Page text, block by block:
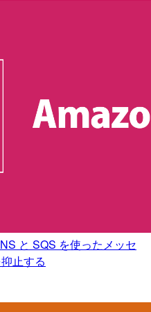
と SQS を使ったメッセ
止する